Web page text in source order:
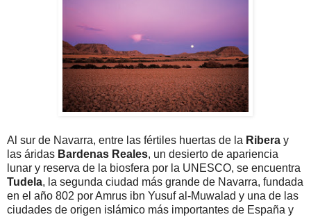
Al sur de Navarra, entre las fértiles huertas de la Ribera y
las áridas Bardenas Reales, un desierto de apariencia
lunar y reserva de la biosfera por la UNESCO, se encuentra
Tudela, la segunda ciudad más grande de Navarra, fundada
en el año 802 por Amrus ibn Yusuf al-Muwalad y una de las
ciudades de origen islámico más importantes de España y